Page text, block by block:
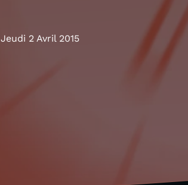
Jeudi 2 Avril 2015